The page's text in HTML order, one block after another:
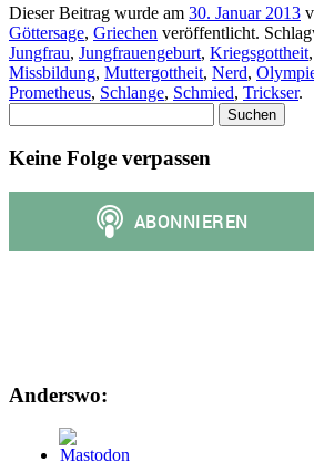
Dieser Beitrag wurde am 30. Januar 2013
Göttersage, Griechen veröffentlicht.
Jungfrau, Jungfrauengeburt, Kriegsgottheit,
Missbildung, Muttergottheit, Nerd,
Prometheus, Schlange, Schmied, Trickser.
nach:
Keine Folge verpassen
Anderswo: